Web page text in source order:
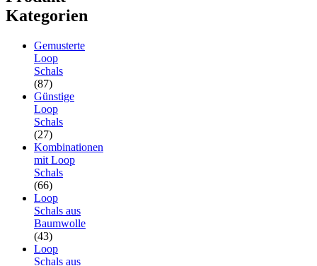
Kategorien
Gemusterte
Loop
Schals
(87)
Günstige
Loop
Schals
(27)
Kombinationen
mit Loop
Schals
(66)
Loop
Schals aus
Baumwolle
(43)
Loop
Schals aus